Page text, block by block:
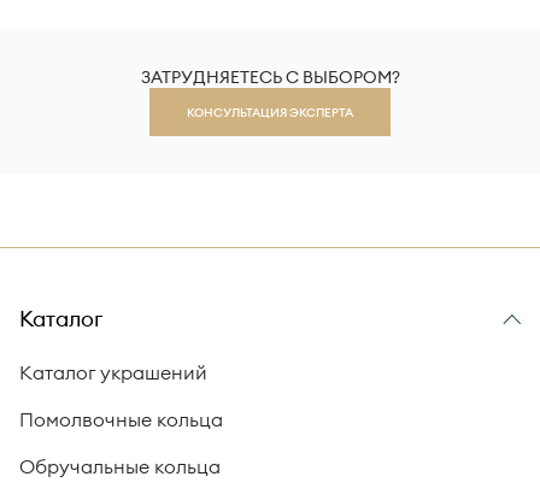
ЗАТРУДНЯЕТЕСЬ С ВЫБОРОМ?
КОНСУЛЬТАЦИЯ ЭКСПЕРТА
Каталог
Каталог украшений
Помолвочные кольца
Обручальные кольца